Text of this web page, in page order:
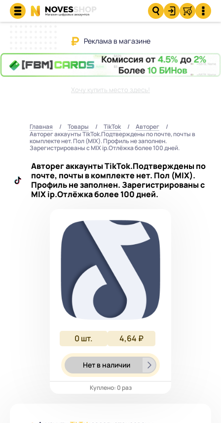
Реклама в магазине
Хочу купить место здесь!
Главная Товары TikTok
Авторег
Авторег аккаунты TikTok.Подтверждены по почте, почты в
комплекте нет. Пол (MIX). Профиль не заполнен.
Зарегистрированы с MIX ip.Отлёжка более 100 дней.
Авторег аккаунты TikTok.Подтверждены по
почте, почты в комплекте нет. Пол (MIX).
Профиль не заполнен. Зарегистрированы с
MIX ip.Отлёжка более 100 дней.
0шт. 4,64 ₽
Нет в наличии
Куплено: 0 раз